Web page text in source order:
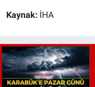
Kaynak: İHA